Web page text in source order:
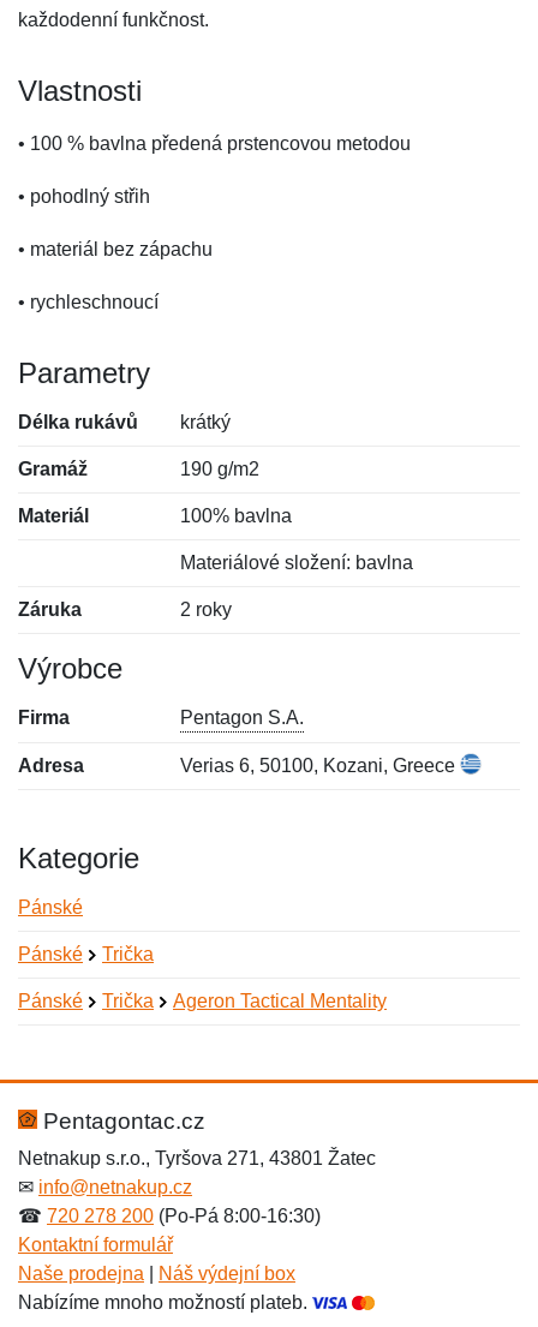
každodenní funkčnost.
Vlastnosti
• 100 % bavlna předená prstencovou metodou
• pohodlný střih
• materiál bez zápachu
• rychleschnoucí
Parametry
Délka rukávů krátký
Gramáž 190 g/m2
Materiál 100% bavlna
Materiálové složení: bavlna
Záruka 2 roky
Výrobce
Firma Pentagon S.A.
Adresa Verias 6, 50100, Kozani, Greece
Kategorie
Pánské
Pánské Trička
Pánské Trička Ageron Tactical Mentality
Hodnocení:
Jméno: *
Jméno:
E-mail:*
Pentagontac.cz
Netnakup s.r.o., Tyršova 271, 43801 Žatec
✉ info@netnakup.cz
☎ 720 278 200 (Po-Pá 8:00-16:30)
Kontaktní formulář
Naše prodejna
Náš výdejní box
Nabízíme mnoho možností plateb.